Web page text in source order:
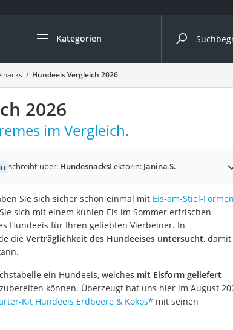
Kategorien
Die beliebtesten Vergleiche nach Kategorie
Drogerie
Inhalator
Haarschneider
Rollator
Braun Rasierer
Katzenklappe (Chip)
Masturbator
Massagepistole
Epilierer
Eiweißpulver
Magnesiumpräparat
Hundeeis Vergleich 2026
2026
im Vergleich.
schreibt über: HundesnacksLektorin: Janina S.
Sie sich sicher schon einmal mit Eis-am-Stiel-Formen
sich mit einem kühlen Eis im Sommer erfrischen
Hundeeis für Ihren geliebten Vierbeiner. In
die Verträglichkeit des Hundeeises untersucht, damit
ein Hundeeis, welches mit Eisform geliefert
können. Überzeugt hat uns hier im August
Kit Hundeeis Erdbeere & Kokos* mit seinen